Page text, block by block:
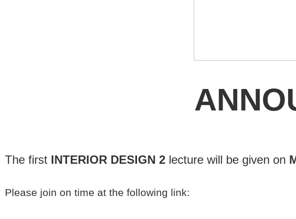
The first INTERIOR DESIGN 2 lecture will be given on
Please join on time at the following link: